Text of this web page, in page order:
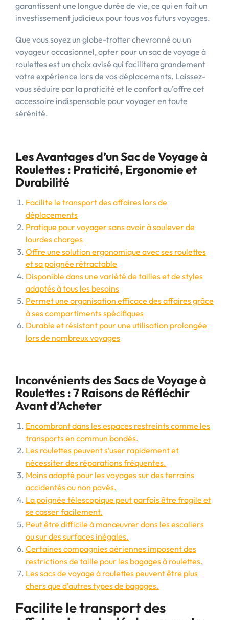
garantissent une longue durée de vie, ce qui en fait un
investissement judicieux pour tous vos futurs voyages.
Que vous soyez un globe-trotter chevronné ou un
voyageur occasionnel, opter pour un sac de voyage à
roulettes est un choix avisé qui facilitera grandement
votre expérience lors de vos déplacements. Laissez-
vous séduire par la praticité et le confort qu’offre cet
accessoire indispensable pour voyager en toute
sérénité.
Les Avantages d’un Sac de Voyage à
Roulettes : Praticité, Ergonomie et
Durabilité
Facilite le transport des affaires lors de
déplacements
Pratique pour voyager sans avoir à soulever de
lourdes charges
Offre une solution ergonomique avec ses roulettes
et sa poignée rétractable
Disponible dans une variété de tailles et de styles
adaptés à tous les besoins
Permet une organisation efficace des affaires grâce
à ses compartiments spécifiques
Durable et résistant pour une utilisation prolongée
lors de nombreux voyages
Inconvénients des Sacs de Voyage à
Roulettes : 7 Raisons de Réfléchir
Avant d’Acheter
Encombrant dans les espaces restreints comme les
transports en commun bondés.
Les roulettes peuvent s’user rapidement et
nécessiter des réparations fréquentes.
Moins adapté pour les voyages sur des terrains
accidentés ou non pavés.
La poignée télescopique peut parfois être fragile et
se casser facilement.
Peut être difficile à manœuvrer dans les escaliers
ou sur des surfaces inégales.
Certaines compagnies aériennes imposent des
restrictions de taille pour les bagages à roulettes.
Les sacs de voyage à roulettes peuvent être plus
chers que d’autres types de bagages.
Facilite le transport des